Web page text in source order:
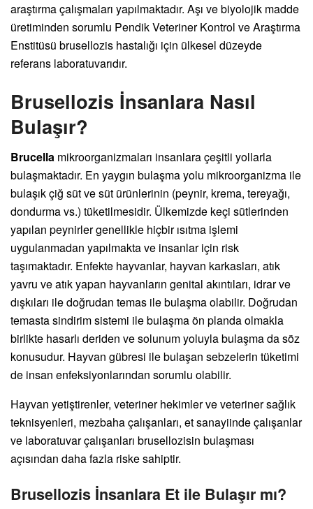
araştırma çalışmaları yapılmaktadır. Aşı ve biyolojik madde
üretiminden sorumlu Pendik Veteriner Kontrol ve Araştırma
Enstitüsü brusellozis hastalığı için ülkesel düzeyde
referans laboratuvarıdır.
Brusellozis İnsanlara Nasıl
Bulaşır?
Brucella mikroorganizmaları insanlara çeşitli yollarla
bulaşmaktadır. En yaygın bulaşma yolu mikroorganizma ile
bulaşık çiğ süt ve süt ürünlerinin (peynir, krema, tereyağı,
dondurma vs.) tüketilmesidir. Ülkemizde keçi sütlerinden
yapılan peynirler genellikle hiçbir ısıtma işlemi
uygulanmadan yapılmakta ve insanlar için risk
taşımaktadır. Enfekte hayvanlar, hayvan karkasları, atık
yavru ve atık yapan hayvanların genital akıntıları, idrar ve
dışkıları ile doğrudan temas ile bulaşma olabilir. Doğrudan
temasta sindirim sistemi ile bulaşma ön planda olmakla
birlikte hasarlı deriden ve solunum yoluyla bulaşma da söz
konusudur. Hayvan gübresi ile bulaşan sebzelerin tüketimi
de insan enfeksiyonlarından sorumlu olabilir.
Hayvan yetiştirenler, veteriner hekimler ve veteriner sağlık
teknisyenleri, mezbaha çalışanları, et sanayiinde çalışanlar
ve laboratuvar çalışanları brusellozisin bulaşması
açısından daha fazla riske sahiptir.
Brusellozis İnsanlara Et ile Bulaşır mı?